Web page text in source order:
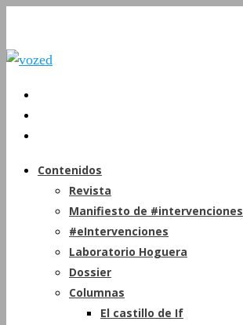
Contenidos
Revista
Manifiesto de #intervenciones
#eIntervenciones
Laboratorio Hoguera
Dossier
Columnas
El castillo de If